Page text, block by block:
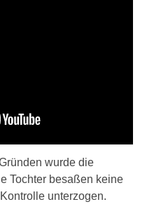
wurde die
Tochter besaßen keine
unterzogen.